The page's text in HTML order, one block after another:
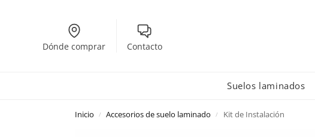
Dónde comprar Contacto
Suelos laminados
Inicio / Accesorios de suelo laminado / Kit de Instalación